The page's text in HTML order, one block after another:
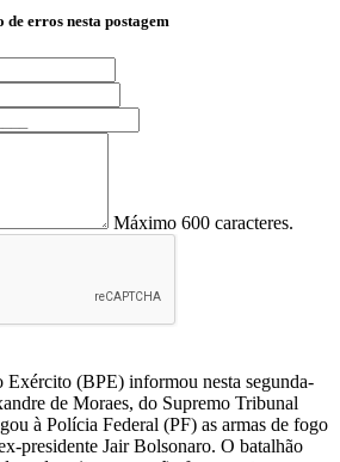
erros nesta postagem
Máximo 600 caracteres.
Exército (BPE) informou nesta segunda-
de Moraes, do Supremo Tribunal
à Polícia Federal (PF) as armas de fogo
presidente Jair Bolsonaro. O batalhão